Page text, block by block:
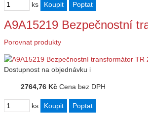
ks
A9A15219 Bezpečnostní
Porovnat produkty
Dostupnost na objednávku i
2764,76 Kč Cena bez DPH
ks